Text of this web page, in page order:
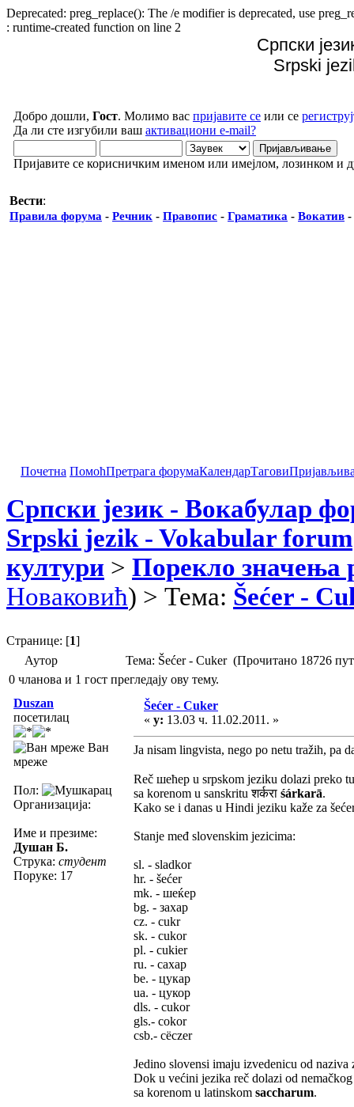
Deprecated: preg_replace(): The /e modifier is deprecated, use
: runtime-created function on line 2
Српски
Srpski
Добро дошли, Гост. Молимо вас пријавите се или се
Да ли сте изгубили ваш активациони e-mail?
Пријавите се корисничким именом или имејлом, лозинком и
Вести:
Правила форума - Речник - Правопис - Граматика - Вокатив -
Почетна ПомоћПретрага форумаКалендарТагови
Српски језик - Вокабулар
Srpski jezik - Vokabular forum
култури > Порекло значења
Новаковић) > Тема: Šećer -
Странице: [1]
Аутор
Тема: Šećer - Cuker (Прочитано 18726
0 чланова и 1 гост прегледају ову тему.
Duszan
посетилац
Ван
мреже
Пол:
Организација:
Име и презиме:
Душан Б.
Струка: студент
Поруке: 17
Šećer - Cuker
« у: 13.03 ч. 11.02.2011. »
Ja nisam lingvista, nego po netu tražih, pa
Reč шећер u srpskom jeziku dolazi preko
sa korenom u sanskritu शर्करा śárkarā.
Kako se i danas u Hindi jeziku kaže za
Stanje međ slovenskim jezicima:
sl. - sladkor
hr. - šećer
mk. - шеќер
bg. - захар
cz. - cukr
sk. - cukor
pl. - cukier
ru. - сахар
be. - цукар
ua. - цукор
dls. - cukor
gls.- cokor
csb.- cëczer
Jedino slovensi imaju izvedenicu od naziva
Dok u većini jezika reč dolazi od
sa korenom u latinskom saccharum.